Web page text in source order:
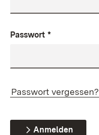
Passwort *
Passwort vergessen?
Anmelden